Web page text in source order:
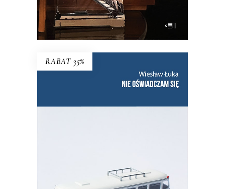
E-BOOK DO KOSZYKA
RABAT 35%
35.75zł